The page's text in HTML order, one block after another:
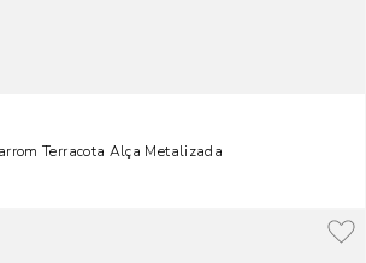
Terracota Alça Metalizada